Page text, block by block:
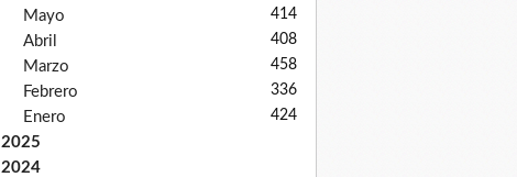
Mayo 414
Abril 408
Marzo 458
Febrero 336
Enero 424
2025
2024